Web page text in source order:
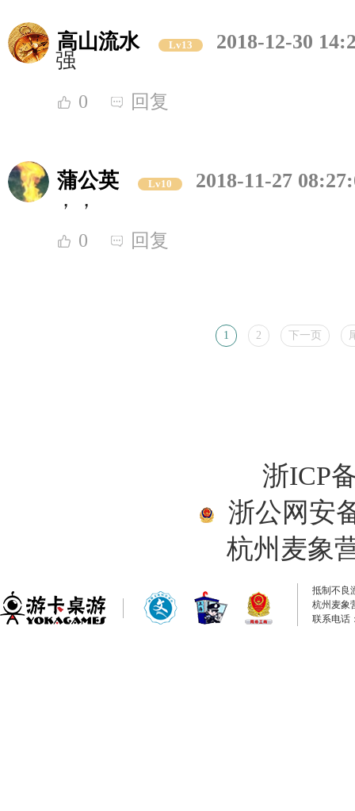
高山流水 Lv13
2018-12-30
强
0 回复
蒲公英 Lv10
2018-11-27
，，
0 回复
1 2 下一页
浙ICP
浙公网安
杭州麦象
抵制不良
杭州麦象
联系电话